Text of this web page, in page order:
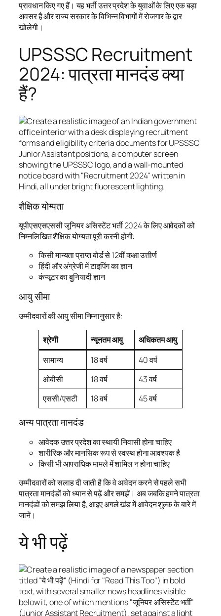
प्रावधान किए गए हैं। यह भर्ती उत्तर प्रदेश के युवाओं के लिए एक बड़ा
अवसर है और राज्य सरकार के विभिन्न विभागों में रोजगार के द्वार
खोलेगी।
UPSSSC Recruitment
2024: पात्रता मानदंड क्या
हैं?
शैक्षिक योग्यता
यूपीएसएसएससी जूनियर असिस्टेंट भर्ती 2024 के लिए आवेदकों को
निम्नलिखित शैक्षिक योग्यता पूरी करनी होगी:
किसी मान्यता प्राप्त बोर्ड से 12वीं कक्षा उत्तीर्ण
हिंदी और अंग्रेजी में टाइपिंग का ज्ञान
कंप्यूटर का बुनियादी ज्ञान
आयु सीमा
उम्मीदवारों की आयु सीमा निम्नानुसार है:
श्रेणी न्यूनतम आयु
अधिकतम आयु
सामान्य
18 वर्ष
40 वर्ष
ओबीसी
18 वर्ष
43 वर्ष
एससी/एसटी
18 वर्ष 45 वर्ष
अन्य पात्रता मानदंड
आवेदक उत्तर प्रदेश का स्थायी निवासी होना चाहिए
शारीरिक और मानसिक रूप से स्वस्थ होना आवश्यक है
किसी भी आपराधिक मामले में शामिल न होना चाहिए
उम्मीदवारों को सलाह दी जाती है कि वे आवेदन करने से पहले सभी
पात्रता मानदंडों को ध्यान से पढ़ें और समझें। अब जबकि हमने पात्रता
मानदंडों को समझ लिया है, आइए अगले खंड में आवेदन शुल्क के बारे में
जानें।
ये भी पढ़ें